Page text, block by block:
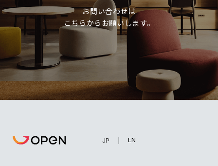
お問い合わせは
こちらからお願いします。
EN
JP